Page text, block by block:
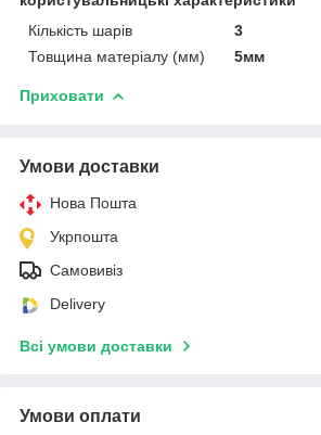
Кількість шарів
3
Товщина матеріалу (мм)
5мм
Приховати
Умови доставки
Нова Пошта
Укрпошта
Самовивіз
Delivery
Всі умови доставки
Умови оплати